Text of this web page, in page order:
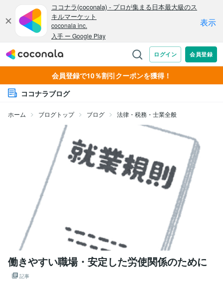
会員登録で10％割引クーポンを獲得！
ココナラブログ
ホーム ブログトップ ブログ 法律・税務・士業全般
働きやすい職場・安定した労使関係のために
記事